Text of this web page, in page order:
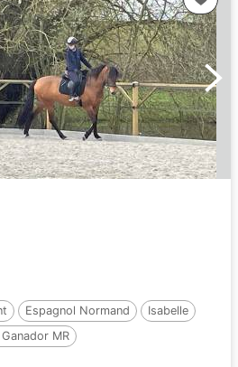
Espagnol Normand
Isabelle
Ganador MR